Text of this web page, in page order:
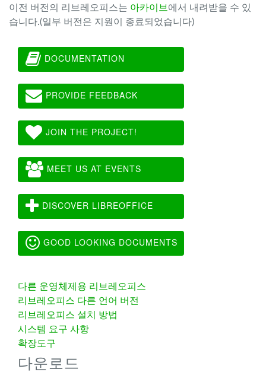
이전 버전의 리브레오피스는 아카이브 에서 내려받을 수 있
습니다.(일부 버전은 지원이 종료되었습니다)
DOCUMENTATION
PROVIDE FEEDBACK
JOIN THE PROJECT!
MEET US AT EVENTS
DISCOVER LIBREOFFICE
GOOD LOOKING DOCUMENTS
다른 운영체제용 리브레오피스
리브레오피스 다른 언어 버전
리브레오피스 설치 방법
시스템 요구 사항
확장도구
다운로드